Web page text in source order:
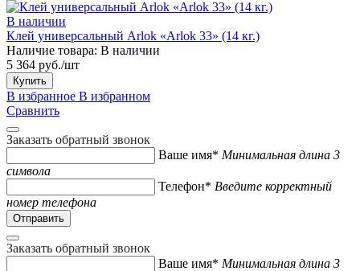
В наличии
Клей универсальный Arlok «Arlok 33» (14 кг.)
Наличие товара: В наличии
5 364 руб./шт
Купить
В избранное В избранном
Сравнить
Заказать обратный звонок
Ваше имя* Минимальная длина 3
символа
Телефон* Введите корректный
номер телефона
Заказать обратный звонок
Ваше имя* Минимальная длина 3